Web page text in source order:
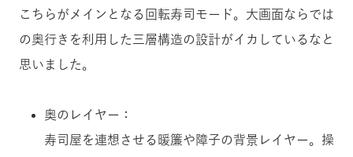
こちらがメインとなる回転寿司モード。大画面ならでは
の奥行きを利用した三層構造の設計がイカしているなと
思いました。
奥のレイヤー：
寿司屋を連想させる暖簾や障子の背景レイヤー。操